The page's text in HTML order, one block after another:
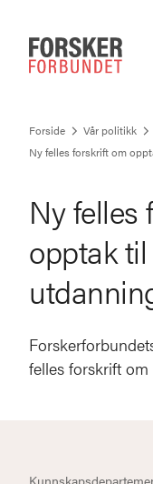
Forside Vår politikk
Ny felles forskrift om
Ny felles
opptak
felles forskrift